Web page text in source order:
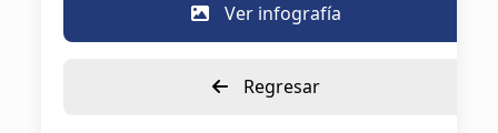
Ver infografía
Regresar